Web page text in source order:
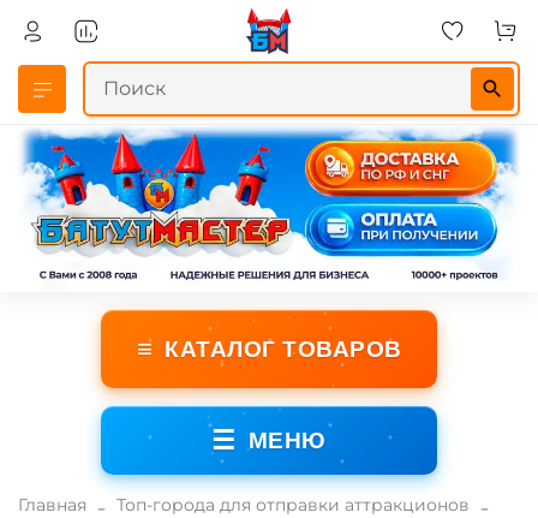
≡ КАТАЛОГ ТОВАРОВ
☰ МЕНЮ
Главная
Топ-города для отправки аттракционов